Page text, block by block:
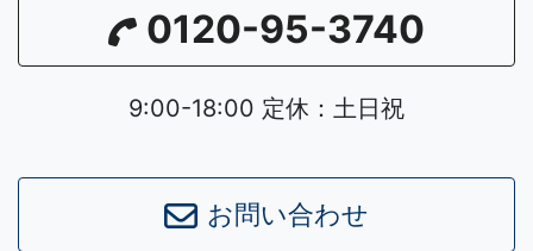
0120-95-3740
9:00-18:00 定休：土日祝
お問い合わせ